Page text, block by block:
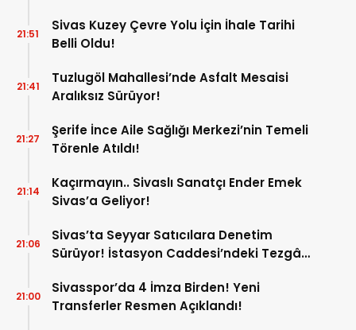
Sivas Kuzey Çevre Yolu İçin İhale Tarihi
Belli Oldu!
21:51
Tuzlugöl Mahallesi’nde Asfalt Mesaisi
Aralıksız Sürüyor!
21:41
Şerife İnce Aile Sağlığı Merkezi’nin Temeli
Törenle Atıldı!
21:27
Kaçırmayın.. Sivaslı Sanatçı Ender Emek
Sivas’a Geliyor!
21:14
Sivas’ta Seyyar Satıcılara Denetim
Sürüyor! İstasyon Caddesi’ndeki Tezgâh
21:06
Sivasspor’da 4 İmza Birden! Yeni
Transferler Resmen Açıklandı!
21:00